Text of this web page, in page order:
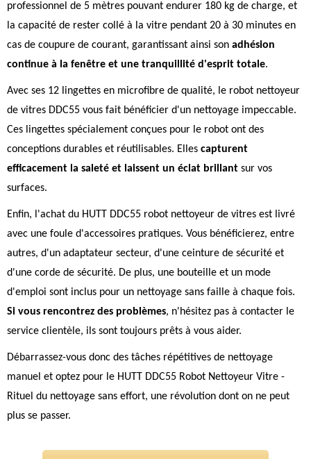
professionnel de 5 mètres pouvant endurer 180 kg de charge, et
la capacité de rester collé à la vitre pendant 20 à 30 minutes en
cas de coupure de courant, garantissant ainsi son adhésion
continue à la fenêtre et une tranquillité d'esprit totale.
Avec ses 12 lingettes en microfibre de qualité, le robot nettoyeur
de vitres DDC55 vous fait bénéficier d'un nettoyage impeccable.
Ces lingettes spécialement conçues pour le robot ont des
conceptions durables et réutilisables. Elles capturent
efficacement la saleté et laissent un éclat brillant sur vos
surfaces.
Enfin, l'achat du HUTT DDC55 robot nettoyeur de vitres est livré
avec une foule d'accessoires pratiques. Vous bénéficierez, entre
autres, d'un adaptateur secteur, d'une ceinture de sécurité et
d'une corde de sécurité. De plus, une bouteille et un mode
d'emploi sont inclus pour un nettoyage sans faille à chaque fois.
Si vous rencontrez des problèmes, n'hésitez pas à contacter le
service clientèle, ils sont toujours prêts à vous aider.
Débarrassez-vous donc des tâches répétitives de nettoyage
manuel et optez pour le HUTT DDC55 Robot Nettoyeur Vitre -
Rituel du nettoyage sans effort, une révolution dont on ne peut
plus se passer.